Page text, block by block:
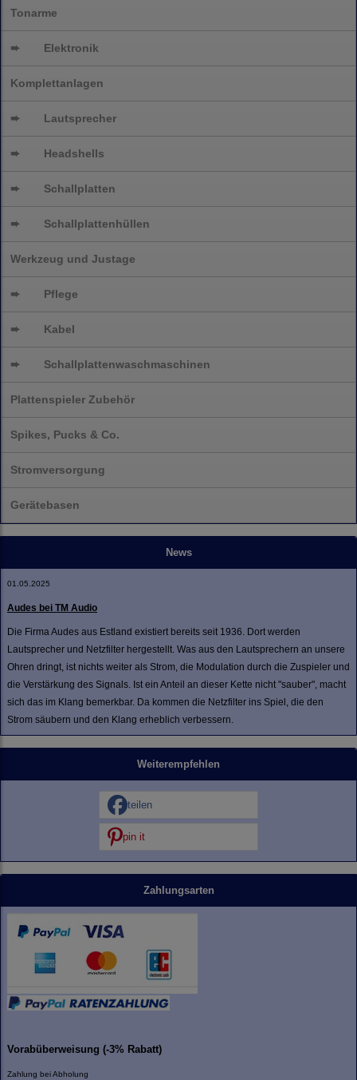
Tonarme
➨ Elektronik
Komplettanlagen
➨ Lautsprecher
➨ Headshells
➨ Schallplatten
➨ Schallplattenhüllen
Werkzeug und Justage
➨ Pflege
➨ Kabel
➨ Schallplattenwaschmaschinen
Plattenspieler Zubehör
Spikes, Pucks & Co.
Stromversorgung
Gerätebasen
News
01.05.2025
Audes bei TM Audio
Die Firma Audes aus Estland existiert bereits seit 1936. Dort werden
Lautsprecher und Netzfilter hergestellt. Was aus den Lautsprechern an unsere
Ohren dringt, ist nichts weiter als Strom, die Modulation durch die Zuspieler und
die Verstärkung des Signals. Ist ein Anteil an dieser Kette nicht "sauber", macht
sich das im Klang bemerkbar. Da kommen die Netzfilter ins Spiel, die den
Strom säubern und den Klang erheblich verbessern.
Weiterempfehlen
teilen
pin it
Zahlungsarten
Vorabüberweisung (-3% Rabatt)
Zahlung bei Abholung